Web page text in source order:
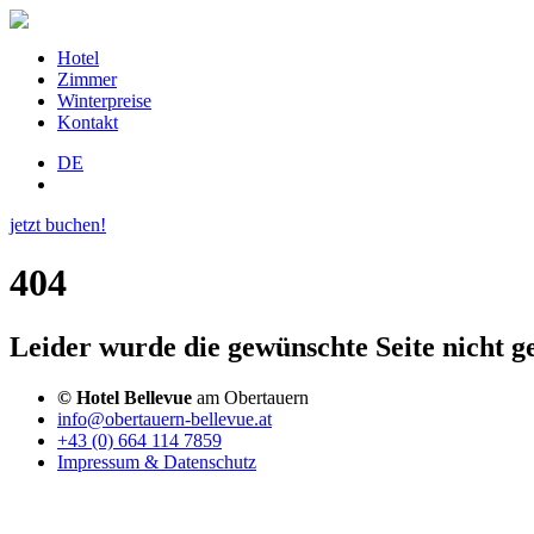
Hotel
Zimmer
Winterpreise
Kontakt
DE
jetzt buchen!
404
Leider wurde die gewünschte Seite nicht
© Hotel Bellevue am Obertauern
info@obertauern-bellevue.at
+43 (0) 664 114 7859
Impressum & Datenschutz